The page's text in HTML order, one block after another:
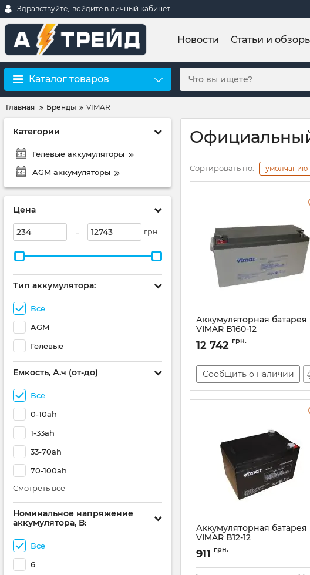
Здравствуйте, войдите в личный кабинет
Новости Статьи и
Каталог товаров
Главная Бренды VIMAR
Категории
Гелевые аккумуляторы
AGM аккумуляторы
Цена
- грн.
Тип аккумулятора:
Все
AGM
Гелевые
Емкость, А.ч (от-до)
Все
0-10ah
1-33ah
33-70ah
70-100ah
Смотреть все
Номинальное напряжение
аккумулятора, В:
Все
6
Официальный
Сортировать по: умолчанию
Аккумуляторная батарея
VIMAR B160-12
Артикул: AT-00001592
12 742 грн.
Сообщить о наличии
Аккумуляторная батарея
VIMAR B12-12
Артикул:
911 грн.